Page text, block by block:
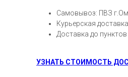
Самовывоз: ПВЗ
Курьерская
Доставка до
УЗНАТЬ СТОИМОСТЬ